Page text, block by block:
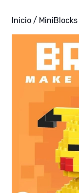
Inicio / MiniBlocks